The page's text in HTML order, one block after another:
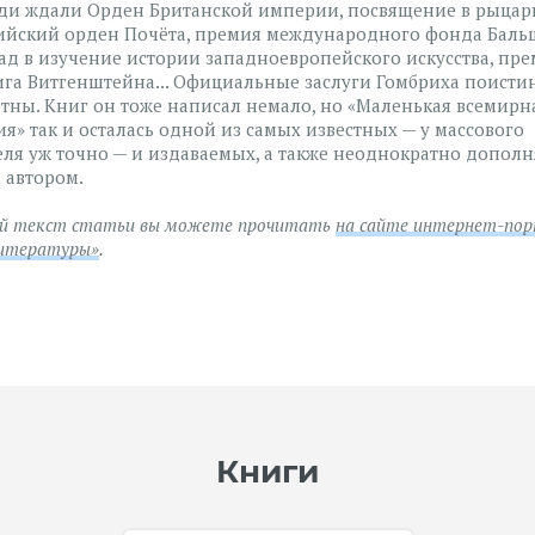
ждали Орден Британской империи, посвящение в
орден Почёта, премия международного фонда
в изучение истории западноевропейского искусства,
Витгенштейна... Официальные заслуги Гомбриха
Книг он тоже написал немало, но «Маленькая
так и осталась одной из самых известных — у массового
уж точно — и издаваемых, а также неоднократно
текст статьи вы можете прочитатьна сайте интернет-
.
Книги